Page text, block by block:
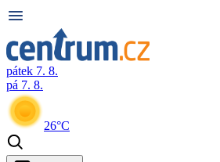
pátek 7. 8.
pá 7. 8.
26°C